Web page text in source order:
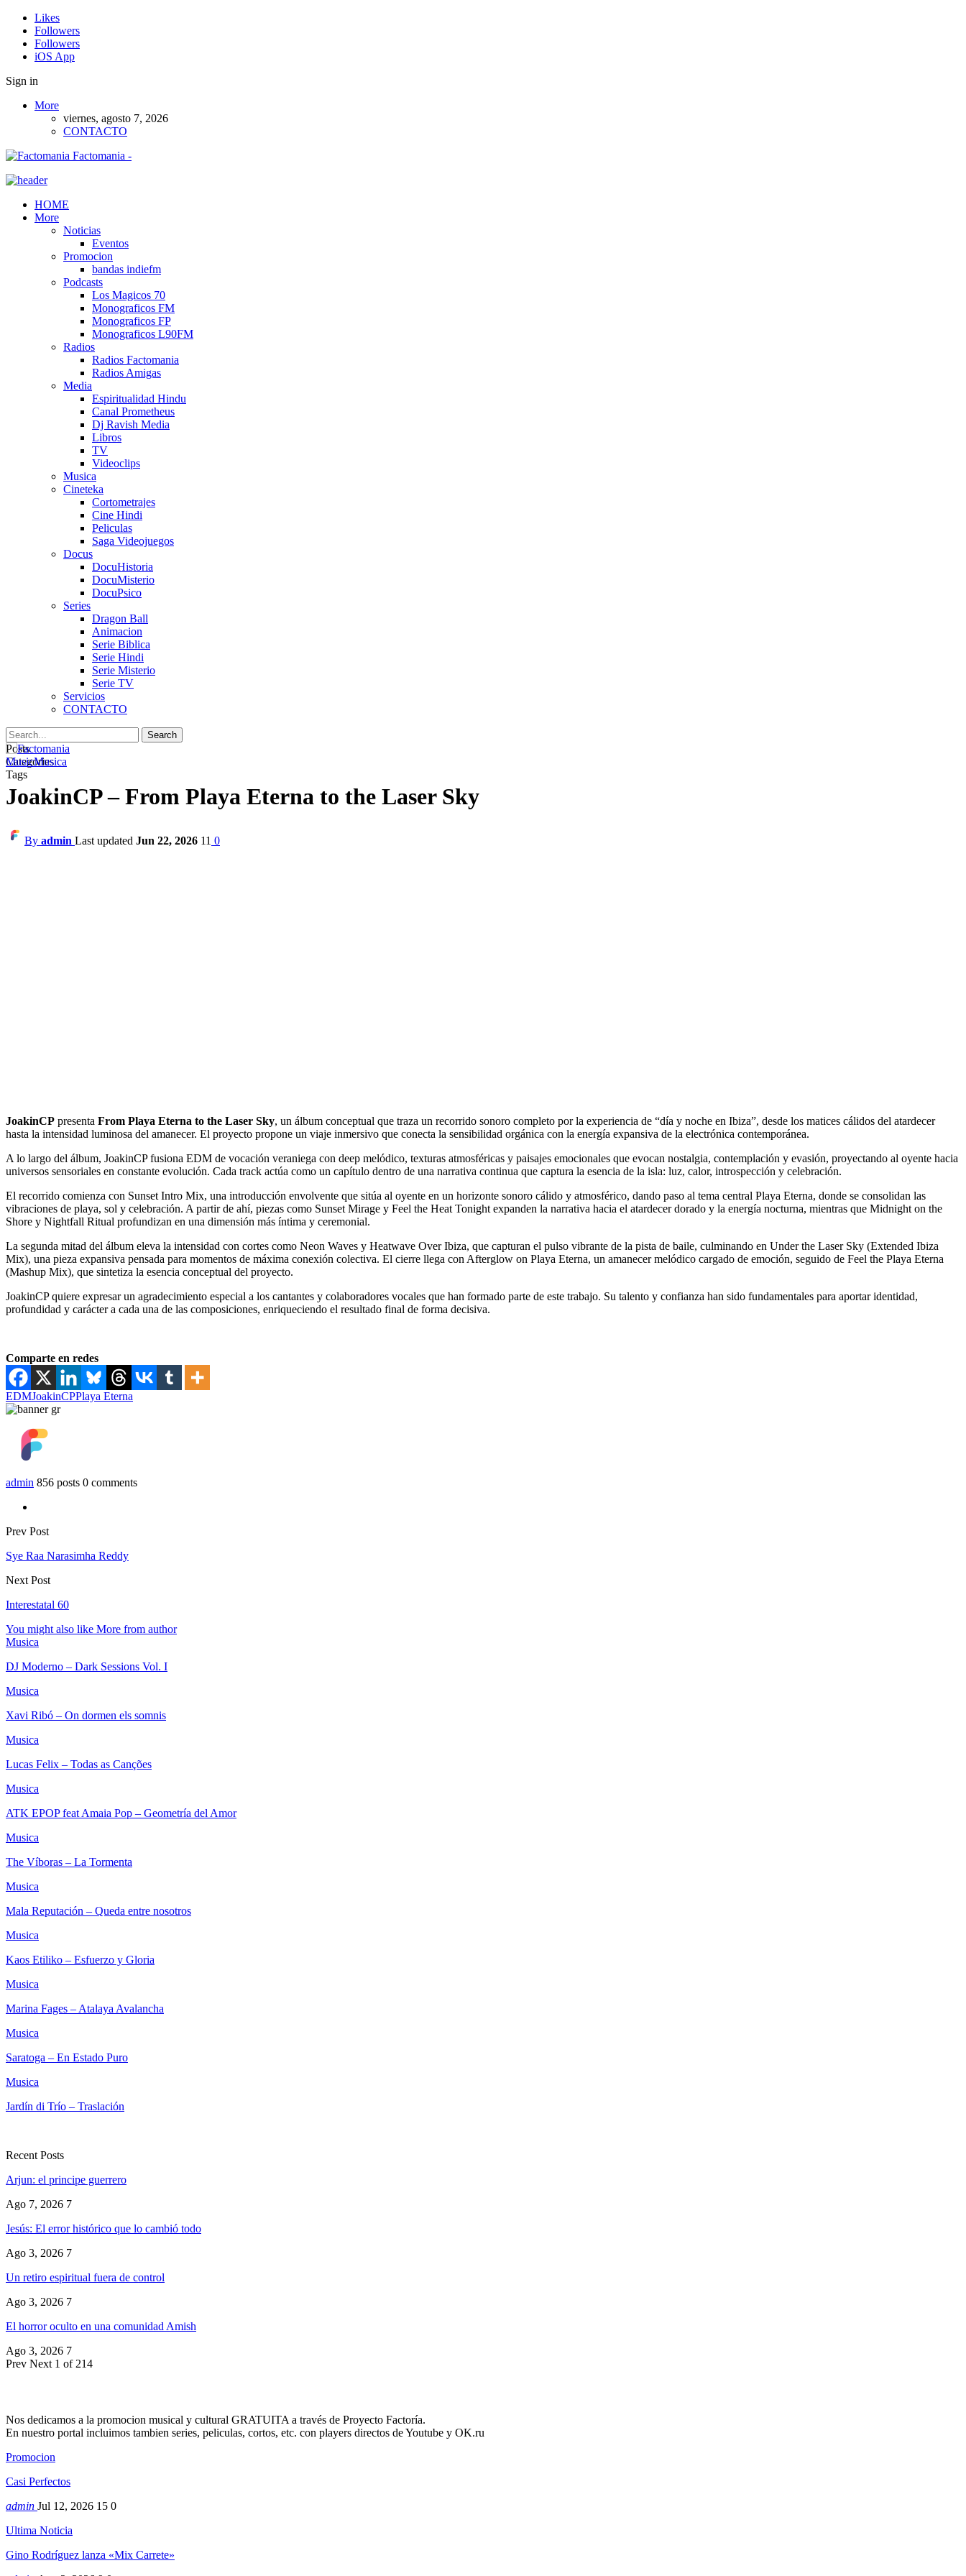
Likes
Followers
Followers
iOS App
Sign in
More
viernes, agosto 7, 2026
CONTACTO
Factomania -
HOME
More
Noticias
Eventos
Promocion
bandas indiefm
Podcasts
Los Magicos 70
Monograficos FM
Monograficos FP
Monograficos L90FM
Radios
Radios Factomania
Radios Amigas
Media
Espiritualidad Hindu
Canal Prometheus
Dj Ravish Media
Libros
TV
Videoclips
Musica
Cineteka
Cortometrajes
Cine Hindi
Peliculas
Saga Videojuegos
Docus
DocuHistoria
DocuMisterio
DocuPsico
Series
Dragon Ball
Animacion
Serie Biblica
Serie Hindi
Serie Misterio
Serie TV
Servicios
CONTACTO
Posts
Categories
Tags
MusicMusica
JoakinCP – From Playa Eterna to the Laser Sky
By admin Last updated Jun 22, 2026 11 0
JoakinCP presenta From Playa Eterna to the Laser Sky, un álbum conceptual que traza un recorrido sonoro completo por la experiencia de “día y noche en Ibiza”, desde los matices cálidos del atardecer
hasta la intensidad luminosa del amanecer. El proyecto propone un viaje inmersivo que conecta la sensibilidad orgánica con la energía expansiva de la electrónica contemporánea.
A lo largo del álbum, JoakinCP fusiona EDM de vocación veraniega con deep melódico, texturas atmosféricas y paisajes emocionales que evocan nostalgia, contemplación y evasión, proyectando al oyente hacia
universos sensoriales en constante evolución. Cada track actúa como un capítulo dentro de una narrativa continua que captura la esencia de la isla: luz, calor, introspección y celebración.
El recorrido comienza con Sunset Intro Mix, una introducción envolvente que sitúa al oyente en un horizonte sonoro cálido y atmosférico, dando paso al tema central Playa Eterna, donde se consolidan las
vibraciones de playa, sol y celebración. A partir de ahí, piezas como Sunset Mirage y Feel the Heat Tonight expanden la narrativa hacia el atardecer dorado y la energía nocturna, mientras que Midnight on the
Shore y Nightfall Ritual profundizan en una dimensión más íntima y ceremonial.
La segunda mitad del álbum eleva la intensidad con cortes como Neon Waves y Heatwave Over Ibiza, que capturan el pulso vibrante de la pista de baile, culminando en Under the Laser Sky (Extended Ibiza
Mix), una pieza expansiva pensada para momentos de máxima conexión colectiva. El cierre llega con Afterglow on Playa Eterna, un amanecer melódico cargado de emoción, seguido de Feel the Playa Eterna
(Mashup Mix), que sintetiza la esencia conceptual del proyecto.
JoakinCP quiere expresar un agradecimiento especial a los cantantes y colaboradores vocales que han formado parte de este trabajo. Su talento y confianza han sido fundamentales para aportar identidad,
profundidad y carácter a cada una de las composiciones, enriqueciendo el resultado final de forma decisiva.
Comparte en redes
EDMJoakinCPPlaya Eterna
admin 856 posts 0 comments
Prev Post
Sye Raa Narasimha Reddy
Next Post
Interestatal 60
You might also like More from author
Musica
DJ Moderno – Dark Sessions Vol. I
Musica
Xavi Ribó – On dormen els somnis
Musica
Lucas Felix – Todas as Canções
Musica
ATK EPOP feat Amaia Pop – Geometría del Amor
Musica
The Víboras – La Tormenta
Musica
Mala Reputación – Queda entre nosotros
Musica
Kaos Etiliko – Esfuerzo y Gloria
Musica
Marina Fages – Atalaya Avalancha
Musica
Saratoga – En Estado Puro
Musica
Jardín di Trío – Traslación
Recent Posts
Arjun: el principe guerrero
Ago 7, 2026 7
Jesús: El error histórico que lo cambió todo
Ago 3, 2026 7
Un retiro espiritual fuera de control
Ago 3, 2026 7
El horror oculto en una comunidad Amish
Ago 3, 2026 7
Prev Next 1 of 214
Nos dedicamos a la promocion musical y cultural GRATUITA a través de Proyecto Factoría.
En nuestro portal incluimos tambien series, peliculas, cortos, etc. con players directos de Youtube y OK.ru
Promocion
Casi Perfectos
admin Jul 12, 2026 15 0
Ultima Noticia
Gino Rodríguez lanza «Mix Carrete»